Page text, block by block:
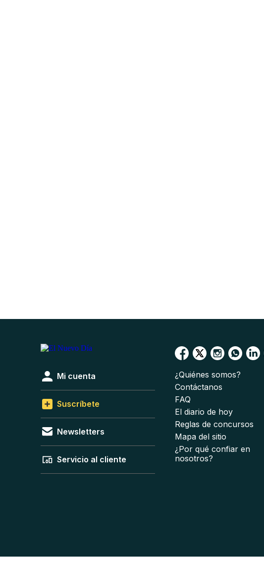
Mi cuenta
Suscríbete
Newsletters
Servicio al cliente
¿Quiénes somos?
Contáctanos
FAQ
El diario de hoy
Reglas de concursos
Mapa del sitio
¿Por qué confiar en
nosotros?